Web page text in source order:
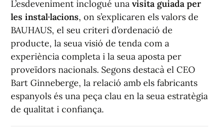
L’esdeveniment inclogué una visita guiada per
les instal·lacions, on s’explicaren els valors de
BAUHAUS, el seu criteri d’ordenació de
producte, la seua visió de tenda com a
experiència completa i la seua aposta per
proveïdors nacionals. Segons destacà el CEO
Bart Ginneberge, la relació amb els fabricants
espanyols és una peça clau en la seua estratègia
de qualitat i confiança.